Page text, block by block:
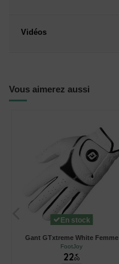
Vidéos
Vous aimerez aussi
En stock
Gant GTxtreme White Femme
FootJoy
22 €
00